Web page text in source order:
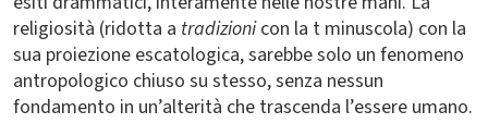
religiosità (ridotta a tradizionicon la t minuscola) con la
sua proiezione escatologica, sarebbe solo un fenomeno
antropologico chiuso su stesso, senza nessun
fondamento in un’alterità che trascenda l’essere umano.